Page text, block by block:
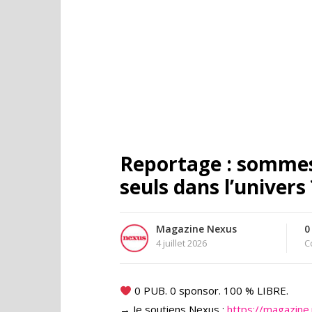
Reportage :
seuls dans l’univers
Magazine Nexus
4 juillet 2026
0
0 PUB. 0 sponsor. 100 % LIBRE.
→ Je soutiens Nexus : https://